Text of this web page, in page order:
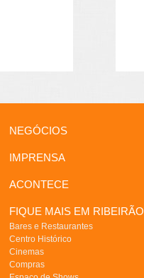
NEGÓCIOS
IMPRENSA
ACONTECE
FIQUE MAIS EM RIBEIRÃO
Bares e Restaurantes
Centro Histórico
Cinemas
Compras